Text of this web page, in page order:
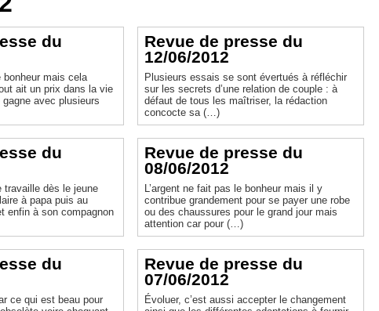
du
bonheur mais cela
ait un prix dans la vie
avec plusieurs
du
travaille dès le jeune
à papa puis au
enfin à son compagnon
du
ce qui est beau pour
Revue de presse du
12/06/2012
Plusieurs essais se sont évertués à réfléchir
sur les secrets d’une relation de couple : à
défaut de tous les maîtriser, la rédaction
concocte sa (…)
Revue de presse du
08/06/2012
L’argent ne fait pas le bonheur mais il y
contribue grandement pour se payer une robe
ou des chaussures pour le grand jour mais
attention car pour (…)
Revue de presse du
07/06/2012
Évoluer, c’est aussi accepter le changement